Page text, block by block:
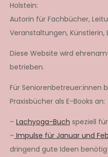
Holstein:
Autorin für Fachbücher,
Veranstaltungen, Künstlerin,
Diese Website wird
betrieben.
Für Seniorenbetreuer:innen
Praxisbücher als E-Books an:
– Lachyoga-Buch speziell
– Impulse für Januar und
dringend gute Ideen